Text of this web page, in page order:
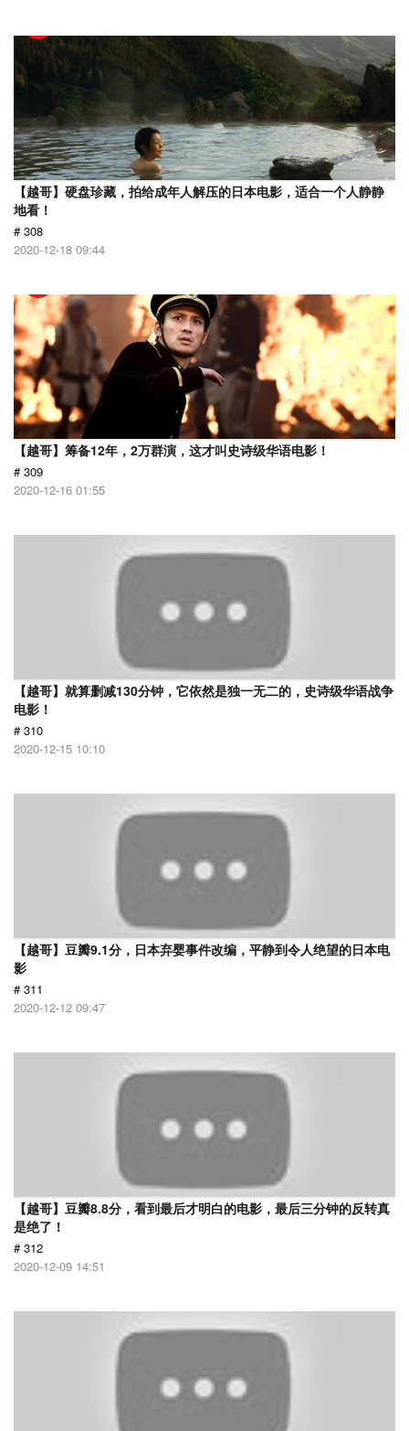
【越哥】硬盘珍藏，拍给成年人解压的日本电影，适合一个人静静
地看！
# 308
2020-12-18 09:44
【越哥】筹备12年，2万群演，这才叫史诗级华语电影！
# 309
2020-12-16 01:55
【越哥】就算删减130分钟，它依然是独一无二的，史诗级华语战争
电影！
# 310
2020-12-15 10:10
【越哥】豆瓣9.1分，日本弃婴事件改编，平静到令人绝望的日本电
影
# 311
2020-12-12 09:47
【越哥】豆瓣8.8分，看到最后才明白的电影，最后三分钟的反转真
是绝了！
# 312
2020-12-09 14:51